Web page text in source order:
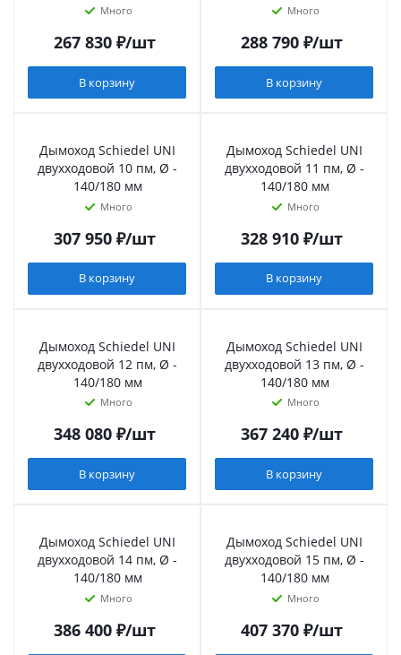
Много
267 830₽/шт
В корзину
Много
288 790₽/шт
В корзину
Дымоход Schiedel UNI
двухходовой 10 пм, Ø -
140/180 мм
Много
307 950₽/шт
В корзину
Дымоход Schiedel UNI
двухходовой 11 пм, Ø -
140/180 мм
Много
328 910₽/шт
В корзину
Дымоход Schiedel UNI
двухходовой 12 пм, Ø -
140/180 мм
Много
348 080₽/шт
В корзину
Дымоход Schiedel UNI
двухходовой 13 пм, Ø -
140/180 мм
Много
367 240₽/шт
В корзину
Дымоход Schiedel UNI
двухходовой 14 пм, Ø -
140/180 мм
Много
386 400₽/шт
Дымоход Schiedel UNI
двухходовой 15 пм, Ø -
140/180 мм
Много
407 370₽/шт